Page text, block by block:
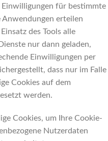
für bestimmte
erteilen
des Tools alle
nur dann geladen,
Einwilligungen per
dass nur im Falle
Cookies auf dem
werden.
Cookies, um Ihre Cookie-
Nutzerdaten